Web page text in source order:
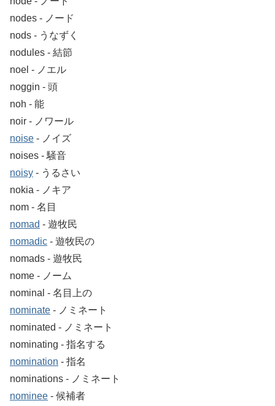
nodes ‐ ノード
nods ‐ うなずく
nodules ‐ 結節
noel ‐ ノエル
noggin ‐ 頭
noh ‐ 能
noir ‐ ノワール
noise ‐ ノイズ
noises ‐ 騒音
noisy ‐ うるさい
nokia ‐ ノキア
nom ‐ 名目
nomad ‐ 遊牧民
nomadic ‐ 遊牧民の
nomads ‐ 遊牧民
nome ‐ ノーム
nominal ‐ 名目上の
nominate ‐ ノミネート
nominated ‐ ノミネート
nominating ‐ 指名する
nomination ‐ 指名
nominations ‐ ノミネート
nominee ‐ 候補者